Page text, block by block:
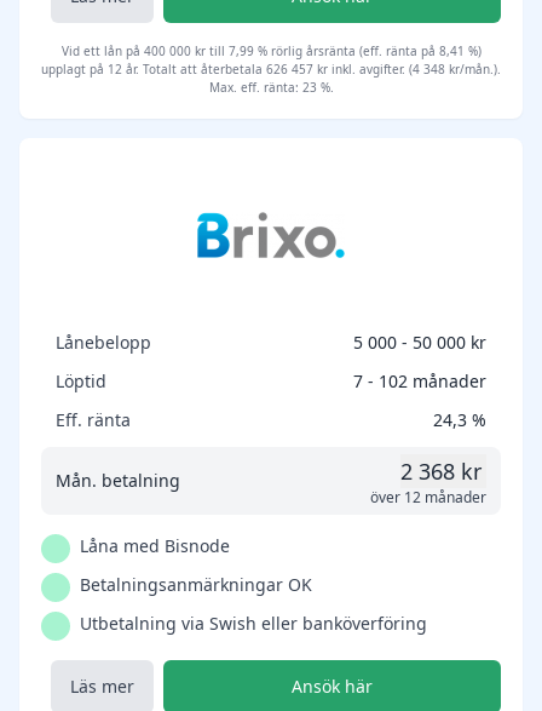
Vid ett lån på 400 000 kr till 7,99 % rörlig årsränta (eff. ränta på 8,41 %)
upplagt på 12 år. Totalt att återbetala 626 457 kr inkl. avgifter. (4 348 kr/mån.).
Max. eff. ränta: 23 %.
Lånebelopp
5 000 - 50 000 kr
Löptid
7 - 102 månader
Eff. ränta
24,3 %
Mån. betalning 2 368 kr
över 12 månader
Låna med Bisnode
Betalningsanmärkningar OK
Utbetalning via Swish eller banköverföring
Läs mer Ansök här